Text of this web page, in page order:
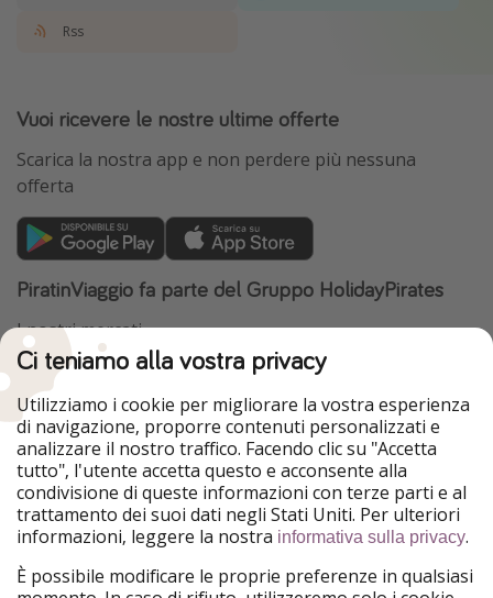
Rss
Vuoi ricevere le nostre ultime offerte
Scarica la nostra app e non perdere più nessuna
offerta
PiratinViaggio fa parte del Gruppo HolidayPirates
I nostri mercati
HolidayPirates
VakantiePiraten
WakacyjniPiraci
Ferienpiraten
Urlaubspiraten
Urlaubspiraten
ViajerosPiratas
TravelPirates
Il nostro gruppo
HolidayPirates Group
Conoscici meglio Informazioni legali
Ci teniamo alla vostra privacy
Utilizziamo i cookie per migliorare la vostra esperienza
di navigazione, proporre contenuti personalizzati e
analizzare il nostro traffico. Facendo clic su "Accetta
tutto", l'utente accetta questo e acconsente alla
condivisione di queste informazioni con terze parti e al
trattamento dei suoi dati negli Stati Uniti. Per ulteriori
informazioni, leggere la nostra informativa sulla privacy.
È possibile modificare le proprie preferenze in qualsiasi